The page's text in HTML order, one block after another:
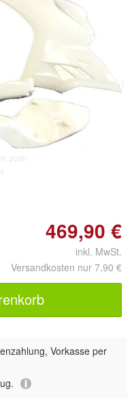
zum
469,90 €
inkl. MwSt.
Versandkosten nur 7,90 €
Vorkasse per